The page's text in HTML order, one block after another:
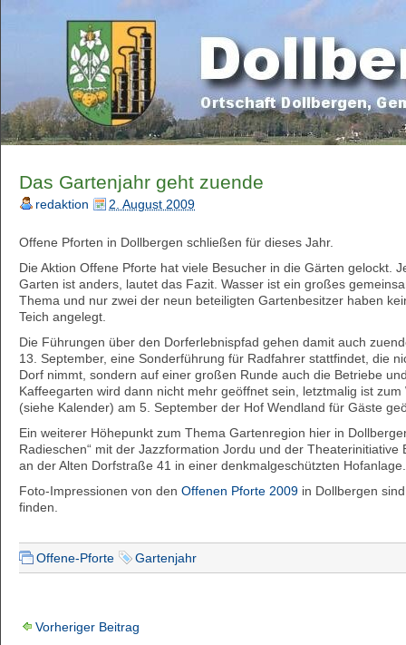
Das Gartenjahr geht zuende
redaktion 2. August 2009
Offene Pforten in Dollbergen schließen für dieses Jahr.
Die Aktion Offene Pforte hat viele Besucher in die Gärten gelockt.
Garten ist anders, lautet das Fazit. Wasser ist ein großes
Thema und nur zwei der neun beteiligten Gartenbesitzer haben
Teich angelegt.
Die Führungen über den Dorferlebnispfad gehen damit auch
13. September, eine Sonderführung für Radfahrer stattfindet, die
Dorf nimmt, sondern auf einer großen Runde auch die Betriebe
Kaffeegarten wird dann nicht mehr geöffnet sein, letztmalig ist
(siehe Kalender) am 5. September der Hof Wendland für Gäste
Ein weiterer Höhepunkt zum Thema Gartenregion hier in
Radieschen“ mit der Jazzformation Jordu und der Theaterinitiative
an der Alten Dorfstraße 41 in einer denkmalgeschützten Hofanlage.
Foto-Impressionen von den Offenen Pforte 2009 in Dollbergen
finden.
Offene-Pforte Gartenjahr
Vorheriger Beitrag